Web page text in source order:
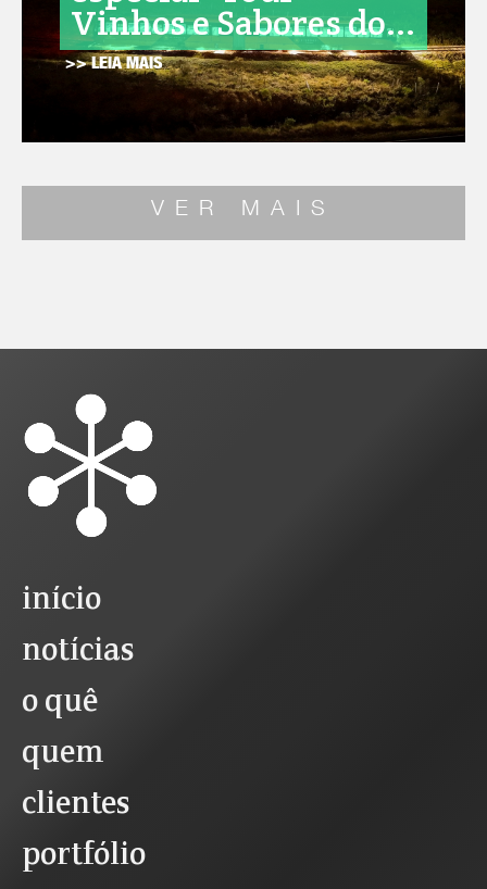
Vinhos e Sabores do...
>> LEIA MAIS
VER MAIS
início
notícias
o quê
quem
clientes
portfólio